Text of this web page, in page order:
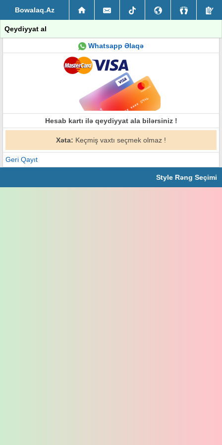
Bowalaq.Az
Qeydiyyat al
Whatsapp Əlaqə
Hesab kartı ilə qeydiyyat ala bilərsiniz !
Xəta: Keçmiş vaxtı seçmek olmaz !
Geri Qayıt
Style Rəng Seçimi